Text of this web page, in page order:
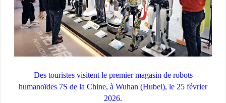
Des touristes visitent le premier magasin de robots
humanoïdes 7S de la Chine, à Wuhan (Hubei), le 25 février
2026.